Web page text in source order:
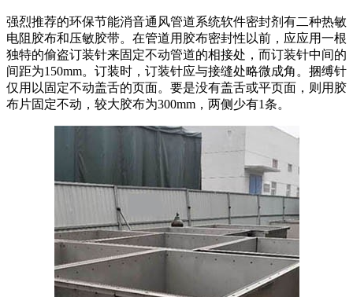
强烈推荐的环保节能消音通风管道系统软件密封剂有二种热敏
电阻胶布和压敏胶带。在管道用胶布密封性以前，应应用一根
独特的偷盗订装针来固定不动管道的相接处，而订装针中间的
间距为150mm。订装时，订装针应与接缝处略微成角。捆缚针
仅用以固定不动盖舌的页面。要是没有盖舌或平页面，则用胶
布片固定不动，较大胶布为300mm，两侧少有1条。